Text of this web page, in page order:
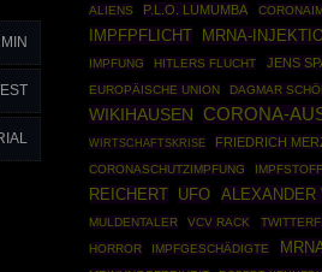
ALIENS
P.L.O. LUMUMBA
IMPFPFLICHT MRNA-
IMPFUNG
HITLERS FLUCHT JENS
EUROPÄISCHE UNION DAGMAR
WIKIHAUSEN CORONA-
WIRTSCHAFTSKRISE
FRIEDRICH
CORONASCHUTZIMPFUNG
REICHERT
UFO ALEXANDER
MULDENTALER VCV RACK
HORROR IMPFGESCHÄDIGTE